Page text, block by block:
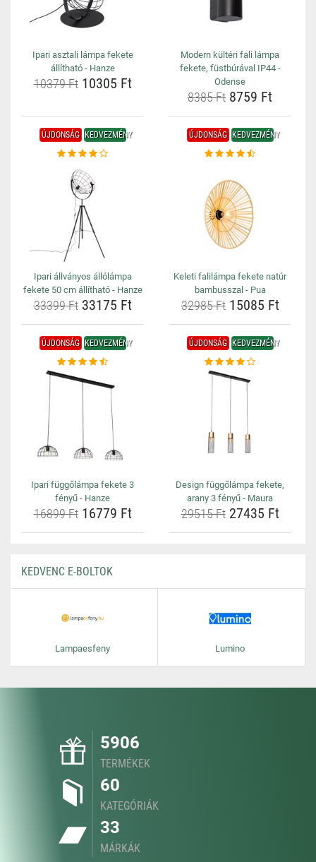
Ipari asztali lámpa fekete
állítható - Hanze
10379 Ft10305 Ft
Modern kültéri fali lámpa
fekete, füstbúrával IP44 -
Odense
8385 Ft 8759 Ft
ÚJDONSÁG KEDVEZMÉNY
Ipari állványos állólámpa
fekete 50 cm állítható - Hanze
33399 Ft33175 Ft
ÚJDONSÁG KEDVEZMÉNY
Keleti falilámpa fekete natúr
bambusszal - Pua
32985 Ft15085 Ft
ÚJDONSÁG KEDVEZMÉNY
Ipari függőlámpa fekete 3
fényű - Hanze
16899 Ft16779 Ft
ÚJDONSÁG KEDVEZMÉNY
Design függőlámpa fekete,
arany 3 fényű - Maura
29515 Ft27435 Ft
KEDVENC E-BOLTOK
Lampaesfeny Lumino
5906
TERMÉKEK
60
KATEGÓRIÁK
33
MÁRKÁK